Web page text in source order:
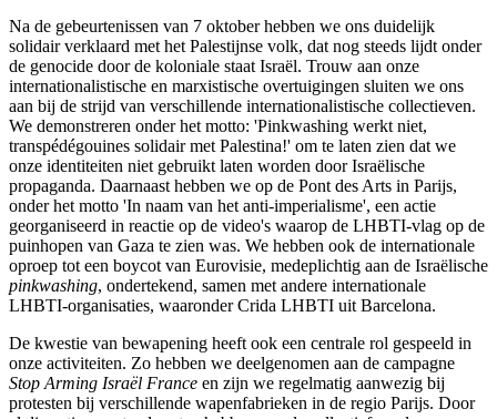
Na de gebeurtenissen van 7 oktober hebben we ons duidelijk
solidair verklaard met het Palestijnse volk, dat nog steeds lijdt onder
de genocide door de koloniale staat Israël. Trouw aan onze
internationalistische en marxistische overtuigingen sluiten we ons
aan bij de strijd van verschillende internationalistische collectieven.
We demonstreren onder het motto: 'Pinkwashing werkt niet,
transpédégouines solidair met Palestina!' om te laten zien dat we
onze identiteiten niet gebruikt laten worden door Israëlische
propaganda. Daarnaast hebben we op de Pont des Arts in Parijs,
onder het motto 'In naam van het anti-imperialisme', een actie
georganiseerd in reactie op de video's waarop de LHBTI-vlag op de
puinhopen van Gaza te zien was. We hebben ook de internationale
oproep tot een boycot van Eurovisie, medeplichtig aan de Israëlische
pinkwashing, ondertekend, samen met andere internationale
LHBTI-organisaties, waaronder Crida LHBTI uit Barcelona.
De kwestie van bewapening heeft ook een centrale rol gespeeld in
onze activiteiten. Zo hebben we deelgenomen aan de campagne
Stop Arming Israël France en zijn we regelmatig aanwezig bij
protesten bij verschillende wapenfabrieken in de regio Parijs. Door